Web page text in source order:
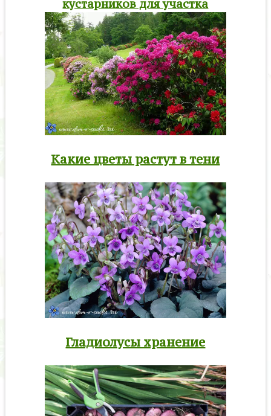
кустарников для участка
Какие цветы растут в тени
Гладиолусы хранение